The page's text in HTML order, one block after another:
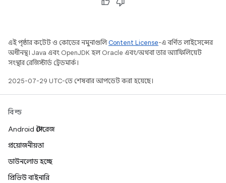
এই পৃষ্ঠার কন্টেন্ট ও কোডের নমুনাগুলিContent License-এ বর্ণিত লাইসেন্সের
অধীনস্থ। Java এবং OpenJDK হল Oracle এবং/অথবা তার অ্যাফিলিয়েট
সংস্থার রেজিস্টার্ড ট্রেডমার্ক।
2025-07-29 UTC-তে শেষবার আপডেট করা হয়েছে।
বিল্ড
Android স্টোরেজ
প্রয়োজনীয়তা
ডাউনলোড হচ্ছে
প্রিভিউ বাইনারি